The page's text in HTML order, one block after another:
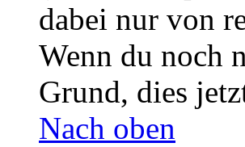
dabei nur von
Wenn du noch
Grund, dies
Nach oben